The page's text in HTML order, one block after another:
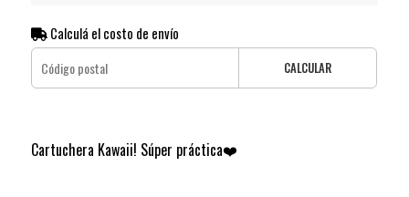
Calculá el costo de envío
CALCULAR
Cartuchera Kawaii! Súper práctica❤️